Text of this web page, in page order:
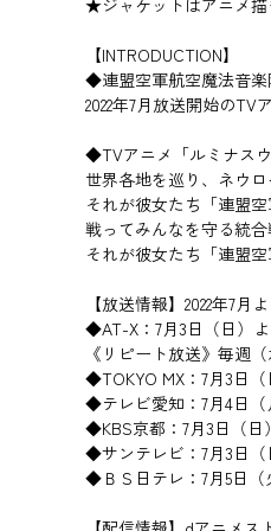
【INTRODUCTION】
◆連盟空軍航空魔法音
2022年7月放送開始の
◆TVアニメ「ルミナス
世界各地を巡り、ネウ
それが彼女たち「連盟
戦ってみんなを守る統
それが彼女たち「連盟
【放送情報】2022年7月
◆AT-X：7月3日（日）よ
《リピート放送》毎週
◆TOKYO MX：7月3日（
◆テレビ愛知：7月4日（
◆KBS京都：7月3日（日
◆サンテレビ：7月3日（
◆ＢＳ日テレ：7月5日（